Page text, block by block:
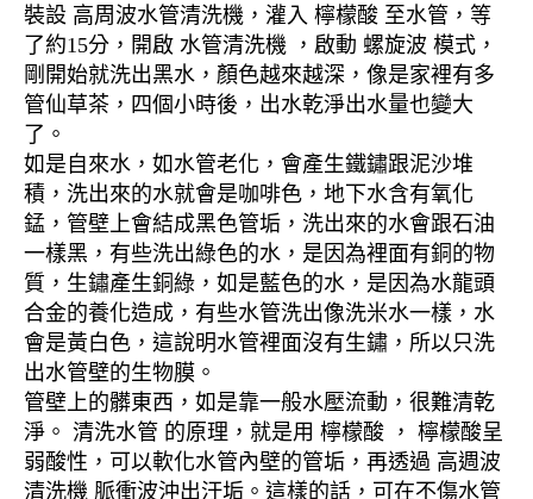
裝設 高周波水管清洗機，灌入 檸檬酸 至水管，等
了約15分，開啟 水管清洗機 ，啟動 螺旋波 模式，
剛開始就洗出黑水，顏色越來越深，像是家裡有多
管仙草茶，四個小時後，出水乾淨出水量也變大
了。
如是自來水，如水管老化，會產生鐵鏽跟泥沙堆
積，洗出來的水就會是咖啡色，地下水含有氧化
錳，管壁上會結成黑色管垢，洗出來的水會跟石油
一樣黑，有些洗出綠色的水，是因為裡面有銅的物
質，生鏽產生銅綠，如是藍色的水，是因為水龍頭
合金的養化造成，有些水管洗出像洗米水一樣，水
會是黃白色，這說明水管裡面沒有生鏽，所以只洗
出水管壁的生物膜。
管壁上的髒東西，如是靠一般水壓流動，很難清乾
淨。 清洗水管 的原理，就是用 檸檬酸 ， 檸檬酸呈
弱酸性，可以軟化水管內壁的管垢，再透過 高週波
清洗機 脈衝波沖出汙垢。這樣的話，可在不傷水管